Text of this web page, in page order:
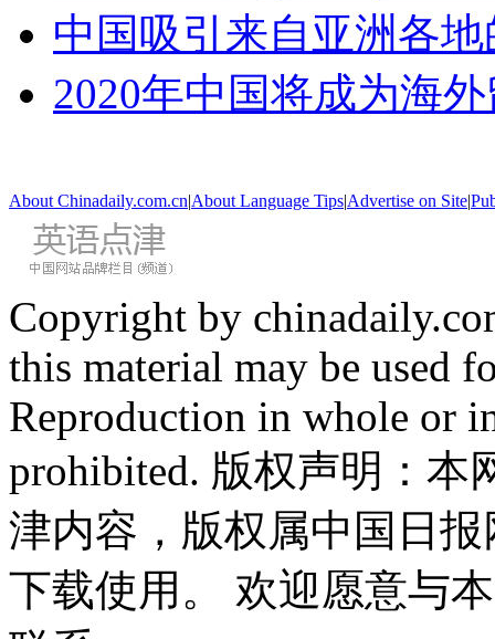
中国吸引来自亚洲各
2020年中国将成为海
About Chinadaily.com.cn|About Language Tips|Advertise on Site|
Copyright by
this material may be used
Reproduction in whole or
prohibited. 版权声明：
津内容，版权属中国日
下载使用。 欢迎愿意与